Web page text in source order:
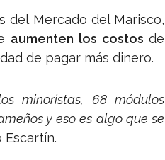
del Mercado del Marisco,
aumenten los costosde
de pagar más dinero.
minoristas, 68 módulos
y eso es algo que se
Escartín.